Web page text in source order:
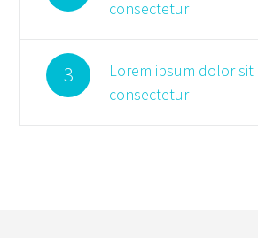
consectetur
3
Lorem ipsum dolor sit
consectetur